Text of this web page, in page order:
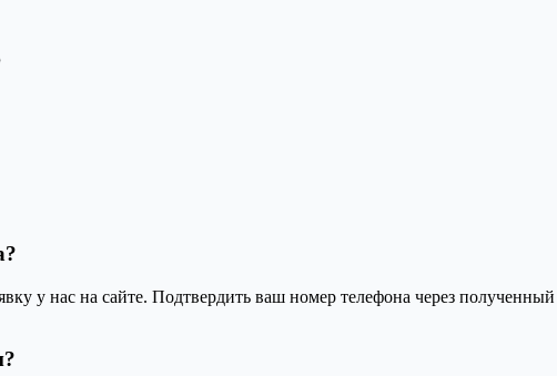
у нас на сайте. Подтвердить ваш номер телефона через